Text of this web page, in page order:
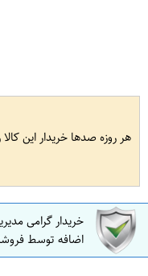
هر روزه صدها خریدار این
خریدار گرامی
اضافه توسط